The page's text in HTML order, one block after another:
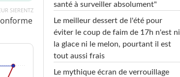
SIERENTZ
santé à surveiller absolument"
Le meilleur dessert de l'été pour
éviter le coup de faim de 17h n'est ni
la glace ni le melon, pourtant il est
tout aussi frais
Le mythique écran de verrouillage